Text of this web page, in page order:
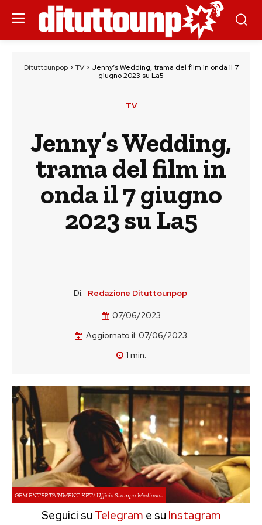
Dituttounpop> TV> Jenny’s Wedding, trama del film in onda il 7
giugno 2023 su La5
TV
Jenny’s Wedding,
trama del film in
onda il 7 giugno
2023 su La5
Di: Redazione Dituttounpop
07/06/2023
Aggiornato il: 07/06/2023
1 min.
GEM ENTERTAINMENT KFT/ Ufficio Stampa Mediaset
Seguici su Telegram e su Instagram